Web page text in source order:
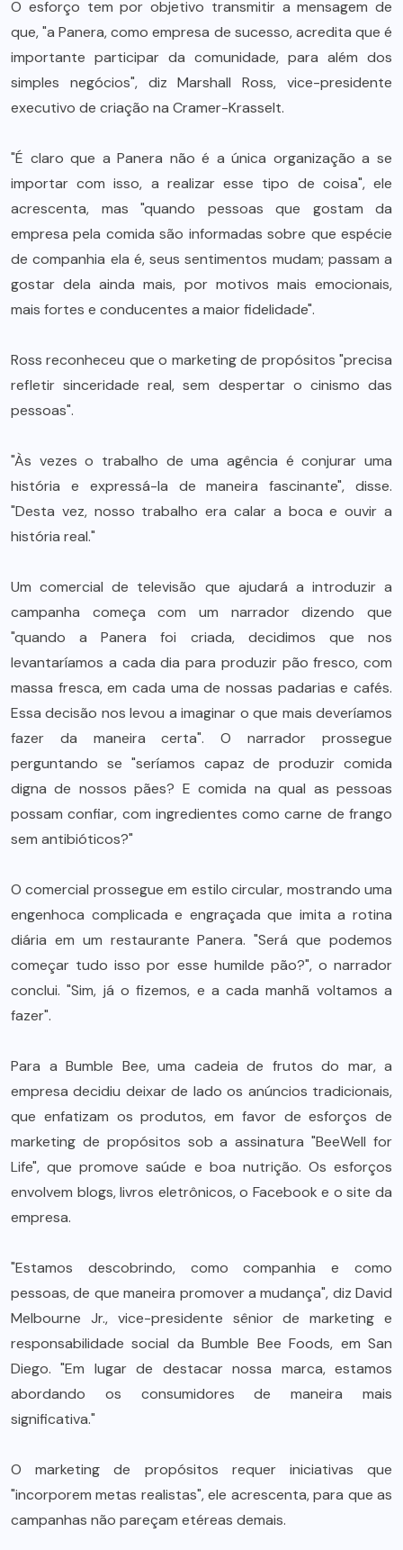
O esforço tem por objetivo transmitir a mensagem de
que, "a Panera, como empresa de sucesso, acredita que é
importante participar da comunidade, para além dos
simples negócios", diz Marshall Ross, vice-presidente
executivo de criação na Cramer-Krasselt.
"É claro que a Panera não é a única organização a se
importar com isso, a realizar esse tipo de coisa", ele
acrescenta, mas "quando pessoas que gostam da
empresa pela comida são informadas sobre que espécie
de companhia ela é, seus sentimentos mudam; passam a
gostar dela ainda mais, por motivos mais emocionais,
mais fortes e conducentes a maior fidelidade".
Ross reconheceu que o marketing de propósitos "precisa
refletir sinceridade real, sem despertar o cinismo das
pessoas".
"Às vezes o trabalho de uma agência é conjurar uma
história e expressá-la de maneira fascinante", disse.
"Desta vez, nosso trabalho era calar a boca e ouvir a
história real."
Um comercial de televisão que ajudará a introduzir a
campanha começa com um narrador dizendo que
"quando a Panera foi criada, decidimos que nos
levantaríamos a cada dia para produzir pão fresco, com
massa fresca, em cada uma de nossas padarias e cafés.
Essa decisão nos levou a imaginar o que mais deveríamos
fazer da maneira certa". O narrador prossegue
perguntando se "seríamos capaz de produzir comida
digna de nossos pães? E comida na qual as pessoas
possam confiar, com ingredientes como carne de frango
sem antibióticos?"
O comercial prossegue em estilo circular, mostrando uma
engenhoca complicada e engraçada que imita a rotina
diária em um restaurante Panera. "Será que podemos
começar tudo isso por esse humilde pão?", o narrador
conclui. "Sim, já o fizemos, e a cada manhã voltamos a
fazer".
Para a Bumble Bee, uma cadeia de frutos do mar, a
empresa decidiu deixar de lado os anúncios tradicionais,
que enfatizam os produtos, em favor de esforços de
marketing de propósitos sob a assinatura "BeeWell for
Life", que promove saúde e boa nutrição. Os esforços
envolvem blogs, livros eletrônicos, o Facebook e o site da
empresa.
"Estamos descobrindo, como companhia e como
pessoas, de que maneira promover a mudança", diz David
Melbourne Jr., vice-presidente sênior de marketing e
responsabilidade social da Bumble Bee Foods, em San
Diego. "Em lugar de destacar nossa marca, estamos
abordando os consumidores de maneira mais
significativa."
O marketing de propósitos requer iniciativas que
"incorporem metas realistas", ele acrescenta, para que as
campanhas não pareçam etéreas demais.